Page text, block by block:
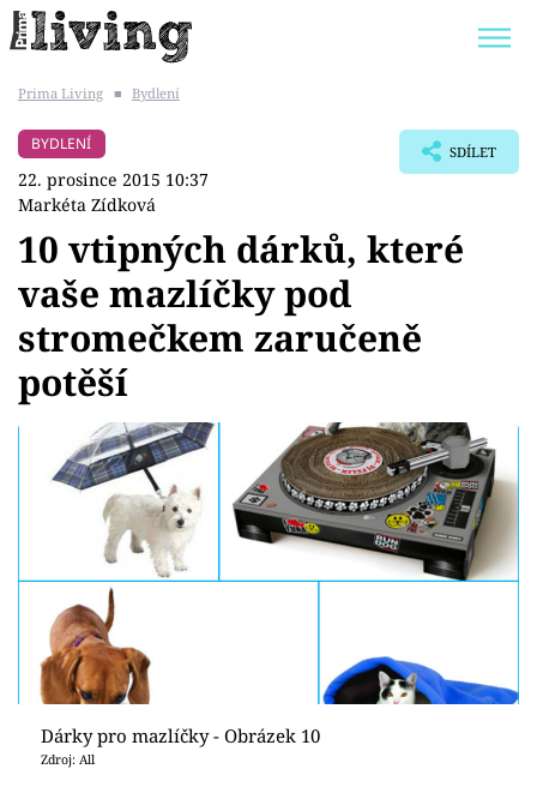
BYDLENÍ SLAVNÝCH
Témata
Bydlení
Zahrada
Design
Sledujte prima+
Přihlášení
Sledujte nás
Prima Living ■ Bydlení
BYDLENÍ
22. prosince 2015 10:37
Markéta Zídková
SDÍLET
10 vtipných dárků, které
vaše mazlíčky pod
stromečkem zaručeně
potěší
Dárky pro mazlíčky - Obrázek 10
Zdroj: All